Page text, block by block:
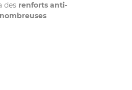
des renforts anti-
nombreuses